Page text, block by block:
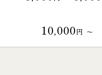
10,000円 〜